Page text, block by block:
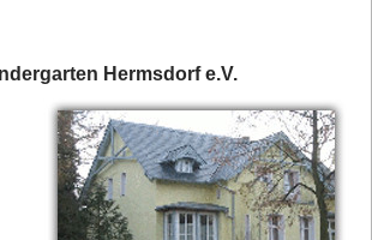
Hermsdorf e.V.